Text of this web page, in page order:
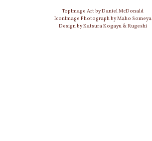
TopImage Art by Daniel McDonald
IconImage Photograph by Maho Someya
Design by Katsura Kogayu & Rugeshi